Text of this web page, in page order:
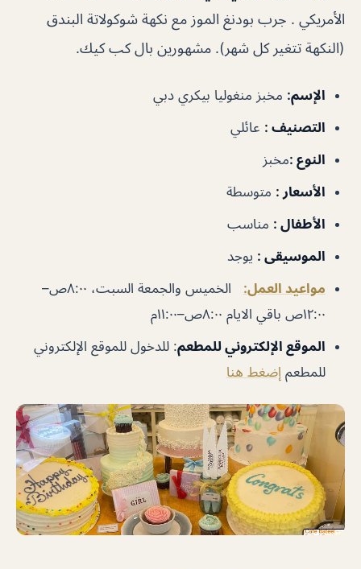
الأمريكي . جرب بودنغ الموز مع نكهة شوكولاتة البندق
(النكهة تتغير كل شهر). مشهورين بال كب كيك.
الإسم: مخبز منغوليا بيكري دبي
التصنيف : عائلي
النوع :مخبز
الأسعار : متوسطة
الأطفال : مناسب
الموسيقى : يوجد
مواعيد العمل:
الخميس والجمعة السبت، ٨:٠٠ص–
١٢:٠٠ص باقي الايام ٨:٠٠ص–١١:٠٠م
الموقع الإلكتروني للمطعم: للدخول للموقع الإلكتروني
للمطعم إضغط هنا